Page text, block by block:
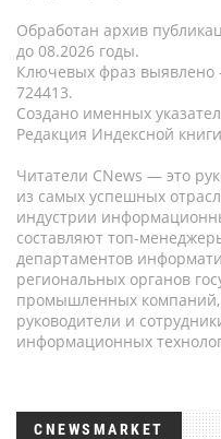
Обработан архив
до 08.2026 годы.
Ключевых фраз выявлено
724413.
Создано именных
Редакция Индексной
Читатели CNews — это
из самых успешных
индустрии
составляют топ-
департаментов
региональных органов
промышленных компаний,
руководители и
информационных
CNEWSMARKET